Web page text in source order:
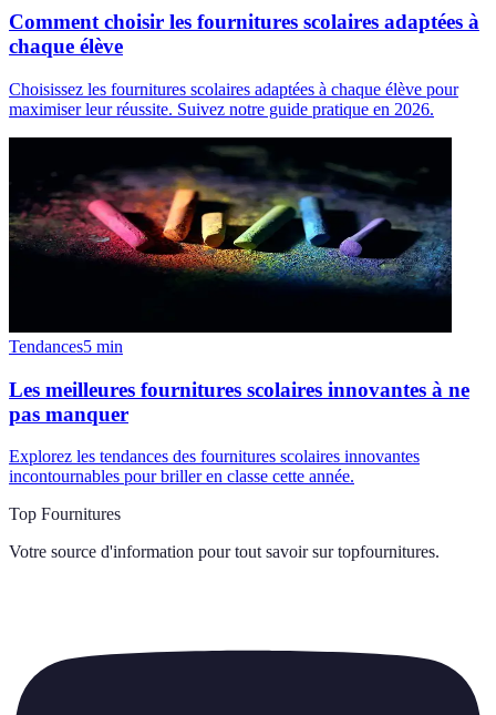
Comment choisir les fournitures scolaires adaptées à
chaque élève
Choisissez les fournitures scolaires adaptées à chaque élève pour
maximiser leur réussite. Suivez notre guide pratique en 2026.
Tendances5 min
Les meilleures fournitures scolaires innovantes à ne
pas manquer
Explorez les tendances des fournitures scolaires innovantes
incontournables pour briller en classe cette année.
Top Fournitures
Votre source d'information pour tout savoir sur topfournitures.